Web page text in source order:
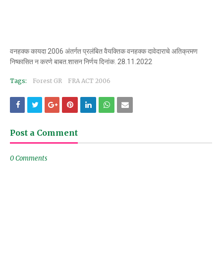
वनहक्क कायदा 2006 अंतर्गत प्रलंबित वैयक्तिक वनहक्क दावेदाराचे अतिक्रमण
निष्कासित न करणे बाबत.शासन निर्णय दिनांक. 28.11.2022
Tags: Forest GR FRA ACT 2006
Post a Comment
0 Comments